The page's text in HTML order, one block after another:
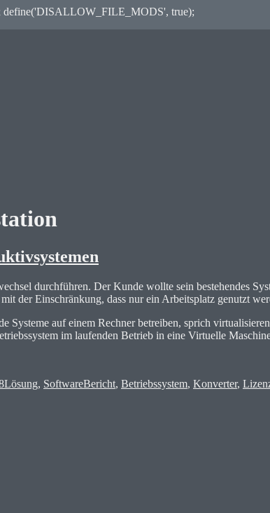
true);
durchführen. Der Kunde wollte sein bestehendes
der Einschränkung, dass nur ein Arbeitsplatz genutzt
Systeme auf einem Rechner betreiben, sprich
im laufenden Betrieb in eine Virtuelle
Lösung, SoftwareBericht, Betriebssystem, Konverter,